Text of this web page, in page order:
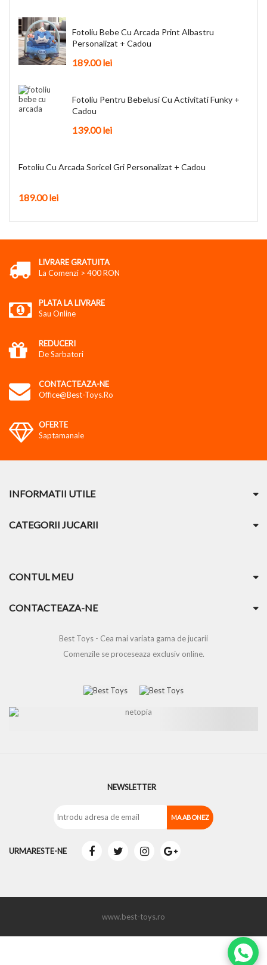
Fotoliu Bebe Cu Arcada Print Albastru
Personalizat + Cadou
189.00 lei
Fotoliu Pentru Bebelusi Cu Activitati Funky +
Cadou
139.00 lei
Fotoliu Cu Arcada Soricel Gri Personalizat + Cadou
189.00 lei
LIVRARE GRATUITA
La Comenzi > 400 RON
PLATA LA LIVRARE
Sau Online
REDUCERI
De Sarbatori
CONTACTEAZA-NE
Office@best-Toys.ro
OFERTE
Saptamanale
INFORMATII UTILE
CATEGORII JUCARII
CONTUL MEU
CONTACTEAZA-NE
Best Toys - Cea mai variata gama de jucarii
Comenzile se proceseaza exclusiv online.
NEWSLETTER
URMARESTE-NE
www.best-toys.ro